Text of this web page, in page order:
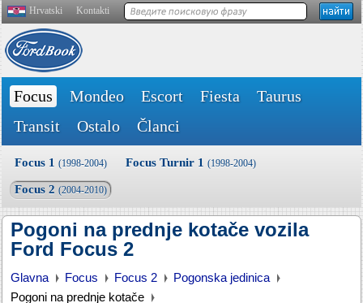
Hrvatski Kontakti
Focus Mondeo Escort Fiesta
Taurus
Transit
Ostalo Članci
Focus 1 (1998-2004) Focus Turnir 1 (1998-2004)
Focus 2 (2004-2010)
Pogoni na prednje kotače vozila
Ford Focus 2
Glavna Focus Focus 2
Pogonska jedinica
Pogoni na prednje kotače